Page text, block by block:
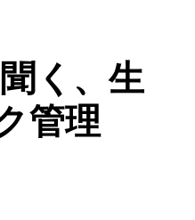
く、生
管理